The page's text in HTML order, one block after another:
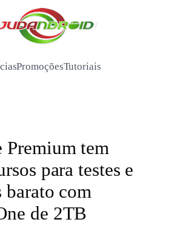
/
PromoçõesTutoriais
Premium tem
para testes e
barato com
de 2TB